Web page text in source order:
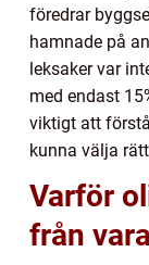
föredrar
hamnade på
leksaker var
med endast
viktigt att
kunna välja
Varför
från